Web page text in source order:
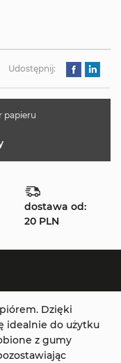
Udostępnij:
papieru
dostawa od:
20 PLN
Dzięki
idealnie do użytku
z gumy